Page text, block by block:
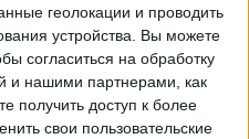
геолокации и проводить
устройства. Вы можете
согласиться на обработку
и нашими партнерами, как
получить доступ к более
свои пользовательские
матчей в прямом